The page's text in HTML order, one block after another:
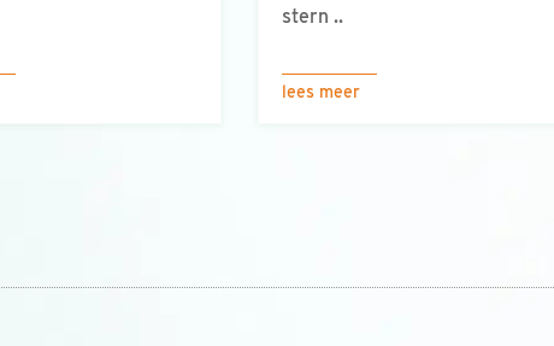
stern ..
lees meer